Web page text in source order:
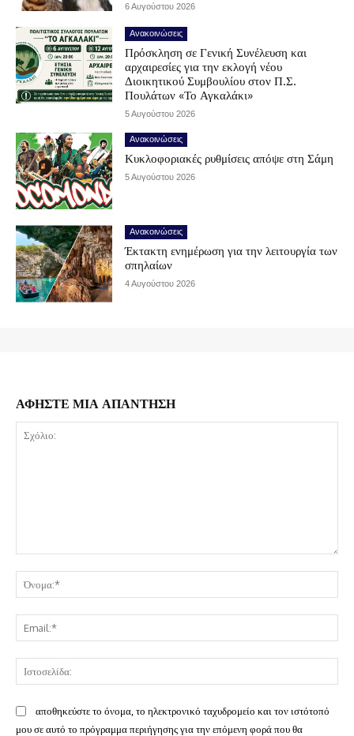
6 Αυγούστου 2026
Ανακοινώσεις
Πρόσκληση σε Γενική Συνέλευση και
αρχαιρεσίες για την εκλογή νέου
Διοικητικού Συμβουλίου στον Π.Σ.
Πουλάτων «Το Αγκαλάκι»
5 Αυγούστου 2026
Ανακοινώσεις
Κυκλοφοριακές ρυθμίσεις απόψε στη Σάμη
5 Αυγούστου 2026
Ανακοινώσεις
Έκτακτη ενημέρωση για την λειτουργία των
σπηλαίων
4 Αυγούστου 2026
ΑΦΗΣΤΕ ΜΙΑ ΑΠΑΝΤΗΣΗ
αποθηκεύστε το όνομα, το ηλεκτρονικό ταχυδρομείο και τον ιστότοπό
μου σε αυτό το πρόγραμμα περιήγησης για την επόμενη φορά που θα